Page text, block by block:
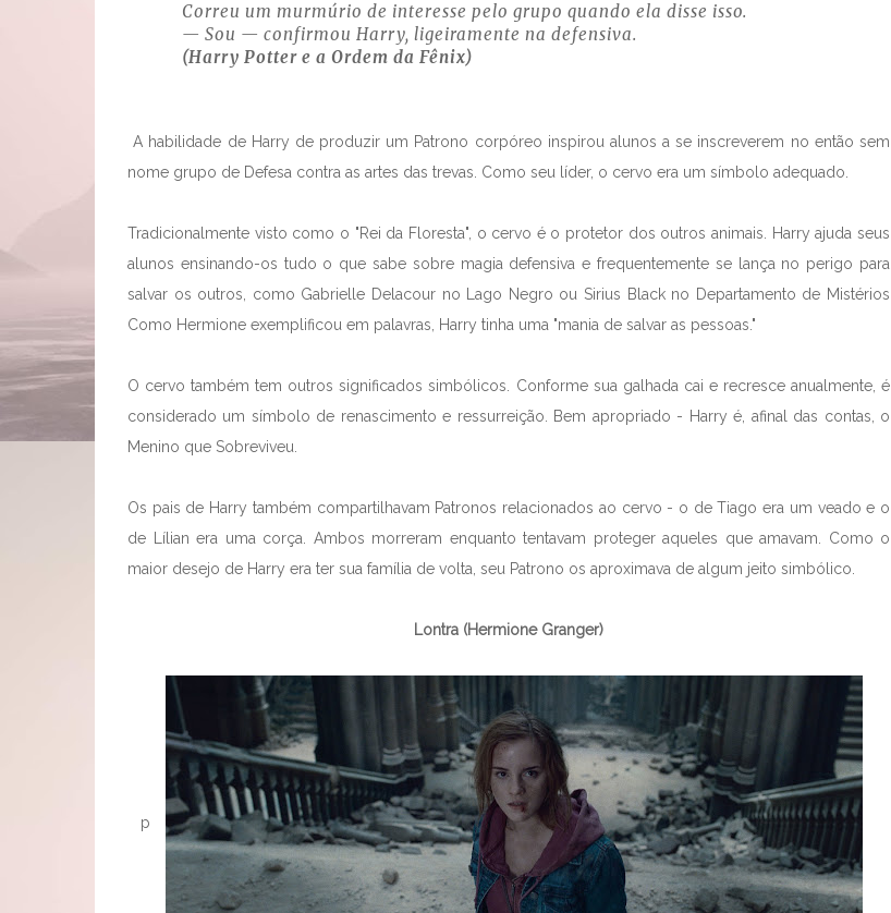
Correu um murmúrio de interesse pelo grupo quando ela disse isso.
— Sou — confirmou Harry, ligeiramente na defensiva.
(Harry Potter e a Ordem da Fênix)
A habilidade de Harry de produzir um Patrono corpóreo inspirou alunos a se inscreverem no então sem
nome grupo de Defesa contra as artes das trevas. Como seu líder, o cervo era um símbolo adequado.
Tradicionalmente visto como o "Rei da Floresta", o cervo é o protetor dos outros animais. Harry ajuda seus
alunos ensinando-os tudo o que sabe sobre magia defensiva e frequentemente se lança no perigo para
salvar os outros, como Gabrielle Delacour no Lago Negro ou Sirius Black no Departamento de Mistérios
Como Hermione exemplificou em palavras, Harry tinha uma "mania de salvar as pessoas."
O cervo também tem outros significados simbólicos. Conforme sua galhada cai e recresce anualmente, é
considerado um símbolo de renascimento e ressurreição. Bem apropriado - Harry é, afinal das contas, o
Menino que Sobreviveu.
Os pais de Harry também compartilhavam Patronos relacionados ao cervo - o de Tiago era um veado e o
de Lílian era uma corça. Ambos morreram enquanto tentavam proteger aqueles que amavam. Como o
maior desejo de Harry era ter sua família de volta, seu Patrono os aproximava de algum jeito simbólico.
Lontra (Hermione Granger)
p